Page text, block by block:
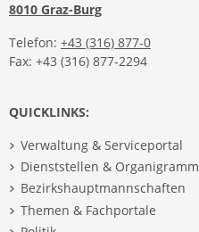
8010 Graz-Burg
Telefon: +43 (316) 877-0
Fax: +43 (316) 877-2294
QUICKLINKS:
Verwaltung & Serviceportal
Dienststellen & Organigramm
Bezirkshauptmannschaften
Themen & Fachportale